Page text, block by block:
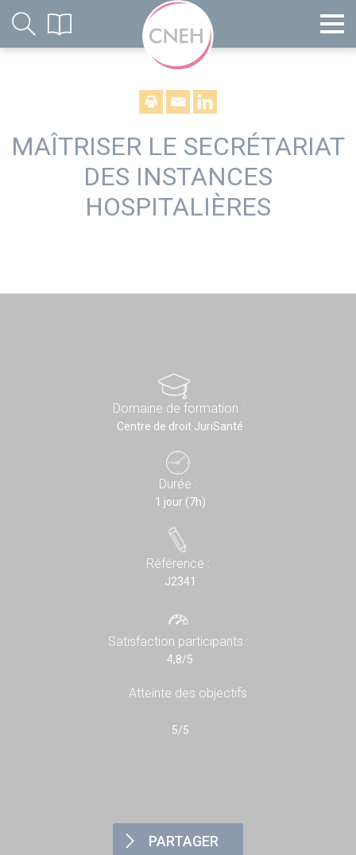
MAÎTRISER LE SECRÉTARIAT
DES INSTANCES
HOSPITALIÈRES
Domaine de formation :
Centre de droit JuriSanté
Durée :
1 jour (7h)
Référence :
J2341
Satisfaction participants :
4,8/5
Atteinte des objectifs
:
5/5
PARTAGER